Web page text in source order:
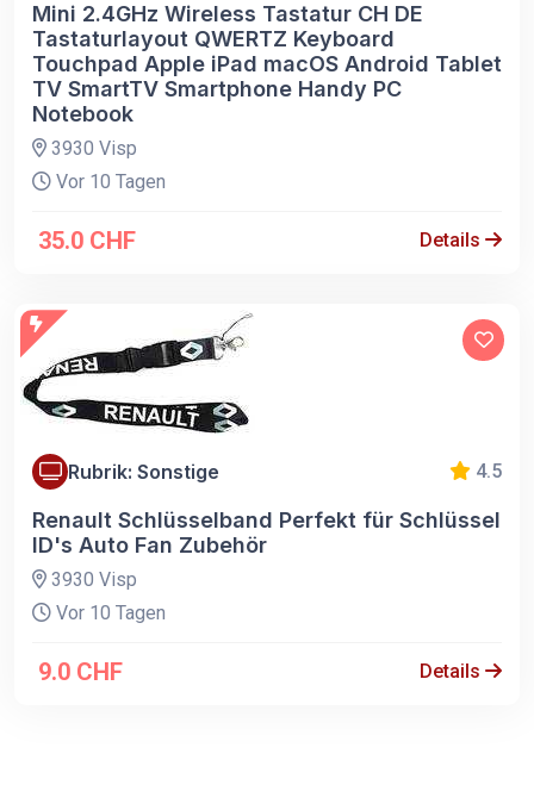
Mini 2.4GHz Wireless Tastatur CH DE
Tastaturlayout QWERTZ Keyboard
Touchpad Apple iPad macOS Android Tablet
TV SmartTV Smartphone Handy PC
Notebook
3930 Visp
Vor 10 Tagen
35.0 CHF Details
Rubrik: Sonstige 4.5
Renault Schlüsselband Perfekt für Schlüssel
ID's Auto Fan Zubehör
3930 Visp
Vor 10 Tagen
9.0 CHF Details